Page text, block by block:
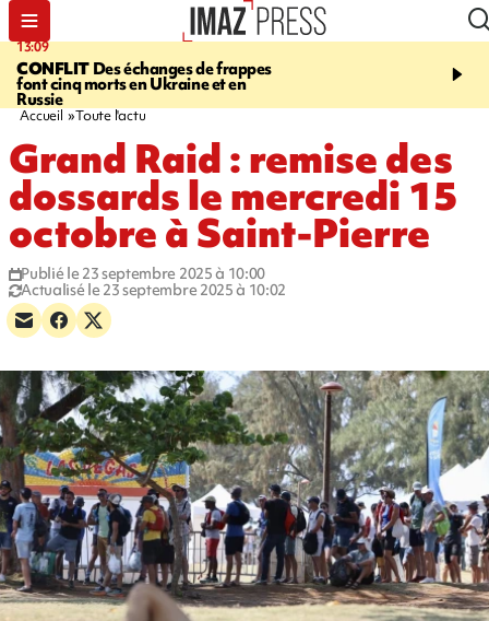
13:09
CONFLIT Des échanges de frappes
font cinq morts en Ukraine et en
Russie
17:14
Quatre
européennes pour les
Accueil Toute l'actu
Grand Raid : remise des
dossards le mercredi 15
octobre à Saint-Pierre
Publié le 23 septembre 2025 à 10:00
Actualisé le 23 septembre 2025 à 10:02